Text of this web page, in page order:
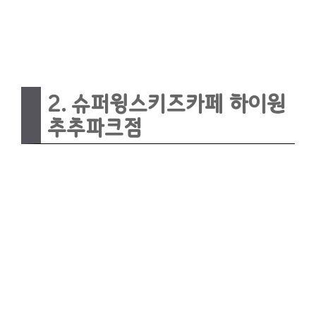
2. 슈퍼윙스키즈카페 하이원
추추파크점